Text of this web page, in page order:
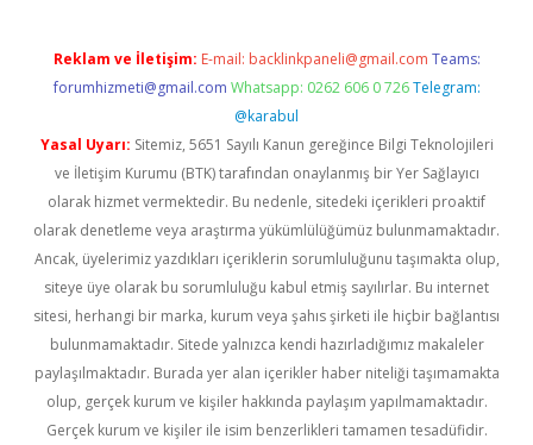
Reklam ve İletişim: E-mail: backlinkpaneli@gmail.com Teams:
forumhizmeti@gmail.com Whatsapp: 0262 606 0 726 Telegram:
@karabul
Yasal Uyarı: Sitemiz, 5651 Sayılı Kanun gereğince Bilgi Teknolojileri
ve İletişim Kurumu (BTK) tarafından onaylanmış bir Yer Sağlayıcı
olarak hizmet vermektedir. Bu nedenle, sitedeki içerikleri proaktif
olarak denetleme veya araştırma yükümlülüğümüz bulunmamaktadır.
Ancak, üyelerimiz yazdıkları içeriklerin sorumluluğunu taşımakta olup,
siteye üye olarak bu sorumluluğu kabul etmiş sayılırlar. Bu internet
sitesi, herhangi bir marka, kurum veya şahıs şirketi ile hiçbir bağlantısı
bulunmamaktadır. Sitede yalnızca kendi hazırladığımız makaleler
paylaşılmaktadır. Burada yer alan içerikler haber niteliği taşımamakta
olup, gerçek kurum ve kişiler hakkında paylaşım yapılmamaktadır.
Gerçek kurum ve kişiler ile isim benzerlikleri tamamen tesadüfidir.